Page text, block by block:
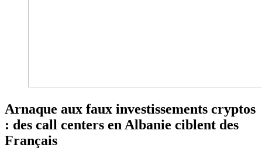
Arnaque aux faux investissements cryptos
: des call centers en Albanie ciblent des
Français